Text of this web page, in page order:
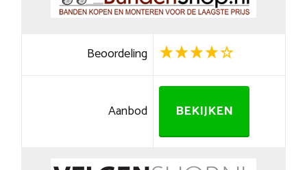
Beoordeling
Aanbod BEKIJKEN